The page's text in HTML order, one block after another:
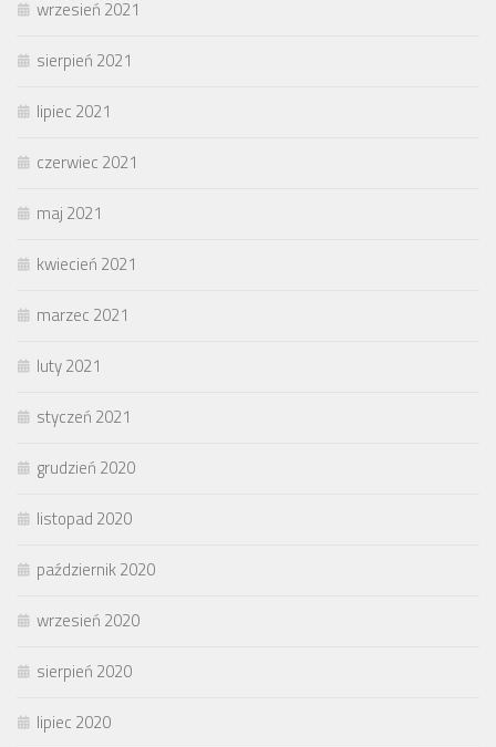
wrzesień 2021
sierpień 2021
lipiec 2021
czerwiec 2021
maj 2021
kwiecień 2021
marzec 2021
luty 2021
styczeń 2021
grudzień 2020
listopad 2020
październik 2020
wrzesień 2020
sierpień 2020
lipiec 2020